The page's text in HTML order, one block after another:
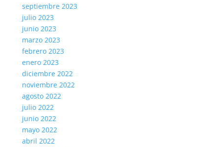
septiembre 2023
julio 2023
junio 2023
marzo 2023
febrero 2023
enero 2023
diciembre 2022
noviembre 2022
agosto 2022
julio 2022
junio 2022
mayo 2022
abril 2022